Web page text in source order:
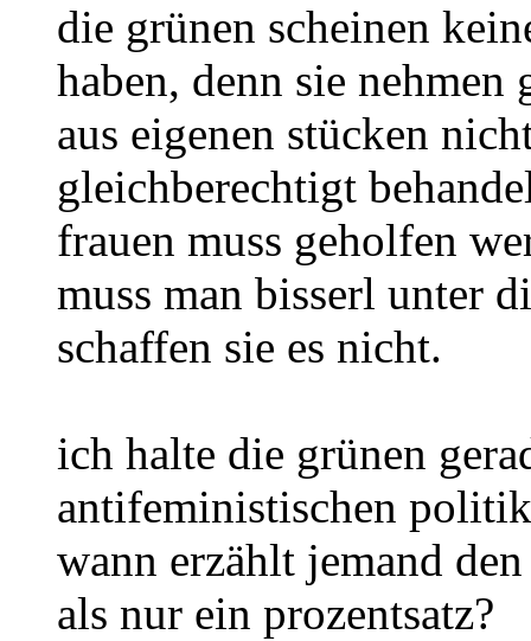
die grünen scheinen
haben, denn sie nehmen
aus eigenen stücken
gleichberechtigt
frauen muss geholfen
muss man bisserl unter
schaffen sie es nicht.
ich halte die grünen
antifeministischen
wann erzählt jemand
als nur ein prozentsatz?